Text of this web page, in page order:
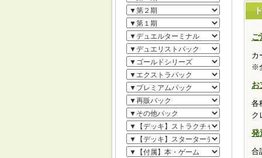
ご
カ
※
お
各
ク
発
合